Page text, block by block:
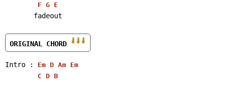
F G E
       fadeout
ORIGINAL CHORD
Intro : Em D Am Em
C D B